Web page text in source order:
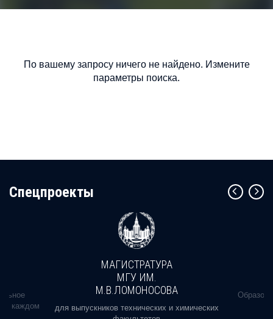
По вашему запросу ничего не найдено. Измените
параметры поиска.
Cпецпроекты
в каждом
МАГИСТРАТУРА
МГУ ИМ.
М.В.ЛОМОНОСОВА
для выпускников технических и химических